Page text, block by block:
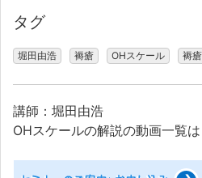
タグ
堀田由浩 褥瘡 OHスケール 褥
講師：堀田由浩
OHスケールの解説の動画一